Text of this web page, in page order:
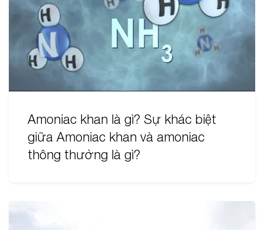
Amoniac khan là gì? Sự khác biệt
giữa Amoniac khan và amoniac
thông thường là gì?